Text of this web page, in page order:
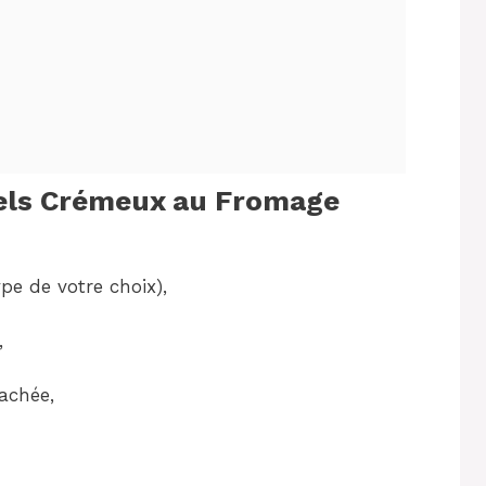
Crémeux au Fromage
de votre choix),